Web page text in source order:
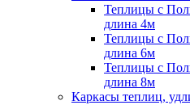
Теплицы с
длина 4м
Теплицы с
длина 6м
Теплицы с
длина 8м
Каркасы теплиц,